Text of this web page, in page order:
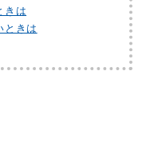
きは
ときは